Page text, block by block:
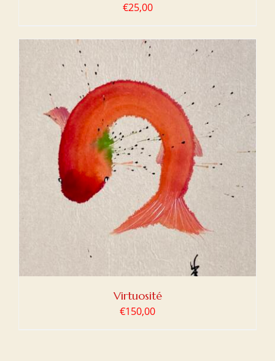
€25,00
Virtuosité
€150,00